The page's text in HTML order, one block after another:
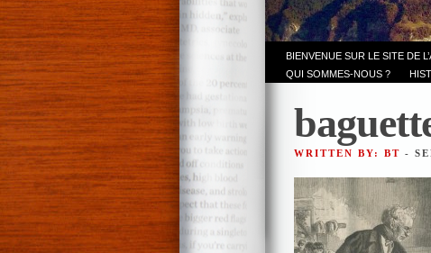
BIENVENUE SUR LE SITE DE
QUI SOMMES-NOUS ?
WRITTEN BY: BT -